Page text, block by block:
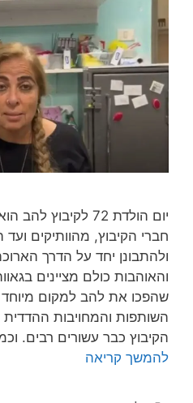
יום הולדת 72
חברי הקיבוץ, מהוותיקים
ולהתבונן יחד על הדרך
והאוהבות כולם מציינים
שהפכו את להב למקום
השותפות והמחויבות
הקיבוץ כבר עשורים רבים.
להמשך קריאה